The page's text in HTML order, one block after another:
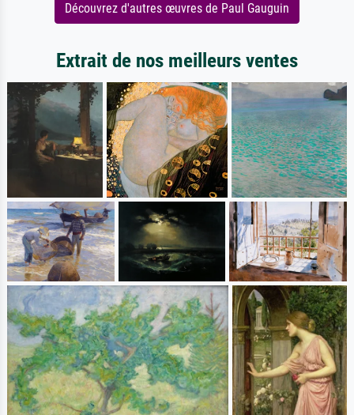
Découvrez d'autres œuvres de Paul Gauguin
Extrait de nos meilleurs ventes